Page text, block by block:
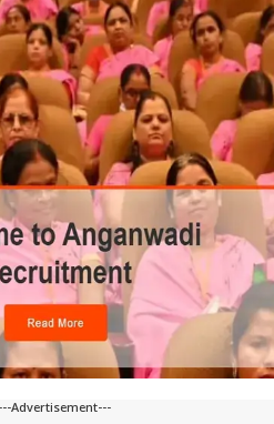
---Advertisement---